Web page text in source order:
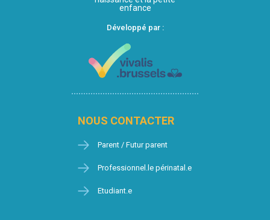
enfance
Développé par :
NOUS CONTACTER
Parent / Futur parent
Professionnel.le périnatal.e
Etudiant.e